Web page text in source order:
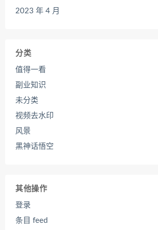
2023 年 4 月
分类
值得一看
副业知识
未分类
视频去水印
风景
黑神话悟空
其他操作
登录
条目 feed